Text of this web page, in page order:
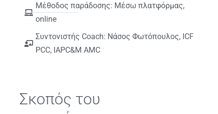
Μέθοδος παράδοσης: Μέσω πλατφόρμας,
online
Συντονιστής Coach: Νάσος Φωτόπουλος, ICF
PCC, IAPC&M AMC
Σκοπός του